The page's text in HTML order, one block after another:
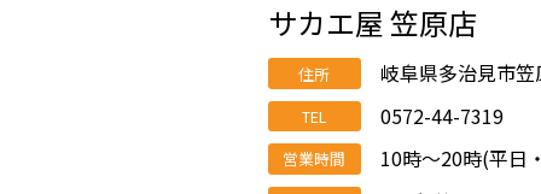
サカエ屋 笠原店
住所 岐阜県多治見市
TEL 0572-44-7319
営業時間 10時～20時(平日